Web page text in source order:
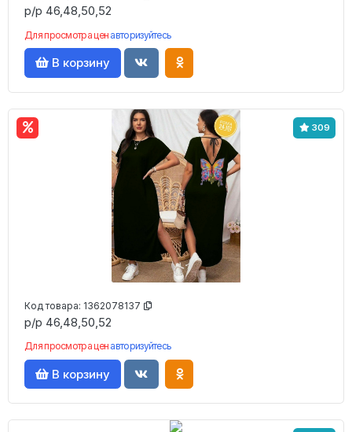
р/р 46,48,50,52
Для просмотра цен авторизуйтесь
В корзину
309
Код товара: 1362078137
р/р 46,48,50,52
Для просмотра цен авторизуйтесь
В корзину